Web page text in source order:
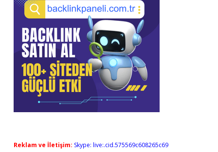
Reklam ve İletişim: Skype: live:.cid.575569c608265c69